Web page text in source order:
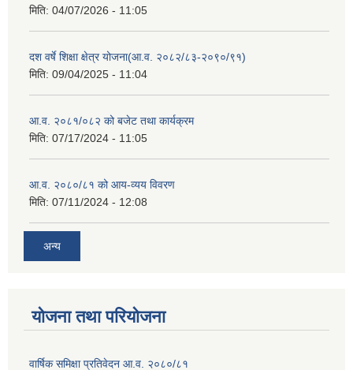
मिति: 04/07/2026 - 11:05
दश वर्षे शिक्षा क्षेत्र योजना(आ.व. २०८२/८३-२०९०/९१)
मिति: 09/04/2025 - 11:04
आ.व. २०८१/०८२ को बजेट तथा कार्यक्रम
मिति: 07/17/2024 - 11:05
आ.व. २०८०/८१ को आय-व्यय विवरण
मिति: 07/11/2024 - 12:08
अन्य
योजना तथा परियोजना
वार्षिक समिक्षा प्रतिवेदन आ.व. २०८०/८१